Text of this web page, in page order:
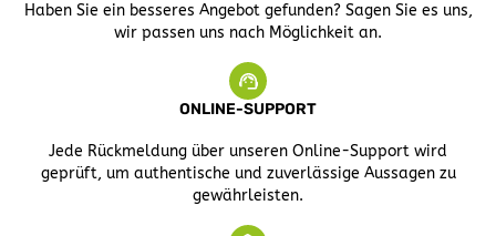
Haben Sie ein besseres Angebot gefunden? Sagen Sie es uns,
wir passen uns nach Möglichkeit an.
ONLINE-SUPPORT
Jede Rückmeldung über unseren Online-Support wird
geprüft, um authentische und zuverlässige Aussagen zu
gewährleisten.